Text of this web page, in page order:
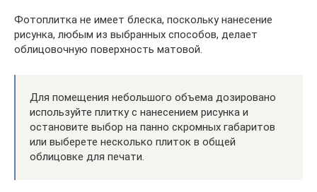
Фотоплитка не имеет блеска, поскольку нанесение
рисунка, любым из выбранных способов, делает
облицовочную поверхность матовой.
Для помещения небольшого объема дозировано
используйте плитку с нанесением рисунка и
остановите выбор на панно скромных габаритов
или выберете несколько плиток в общей
облицовке для печати.